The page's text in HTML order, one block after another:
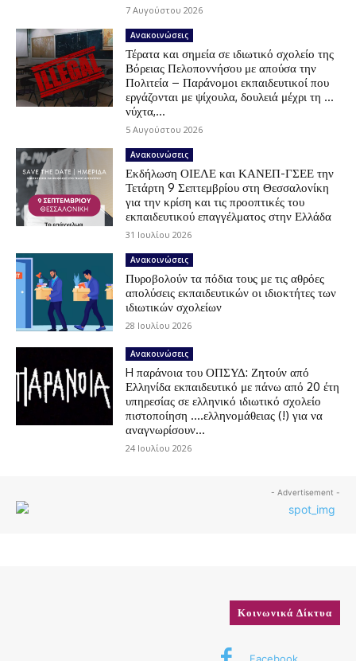
7 Αυγούστου 2026
Ανακοινώσεις
Τέρατα και σημεία σε ιδιωτικό σχολείο της
Βόρειας Πελοποννήσου με απούσα την
Πολιτεία – Παράνομοι εκπαιδευτικοί που
εργάζονται με ψίχουλα, δουλειά μέχρι τη …
νύχτα,...
5 Αυγούστου 2026
Ανακοινώσεις
Εκδήλωση ΟΙΕΛΕ και ΚΑΝΕΠ-ΓΣΕΕ την
Τετάρτη 9 Σεπτεμβρίου στη Θεσσαλονίκη
για την κρίση και τις προοπτικές του
εκπαιδευτικού επαγγέλματος στην Ελλάδα
31 Ιουλίου 2026
Ανακοινώσεις
Πυροβολούν τα πόδια τους με τις αθρόες
απολύσεις εκπαιδευτικών οι ιδιοκτήτες των
ιδιωτικών σχολείων
28 Ιουλίου 2026
Ανακοινώσεις
H παράνοια του ΟΠΣΥΔ: Ζητούν από
Ελληνίδα εκπαιδευτικό με πάνω από 20 έτη
υπηρεσίας σε ελληνικό ιδιωτικό σχολείο
πιστοποίηση ….ελληνομάθειας (!) για να
αναγνωρίσουν...
24 Ιουλίου 2026
- Advertisement -
Κοινωνικά Δίκτυα